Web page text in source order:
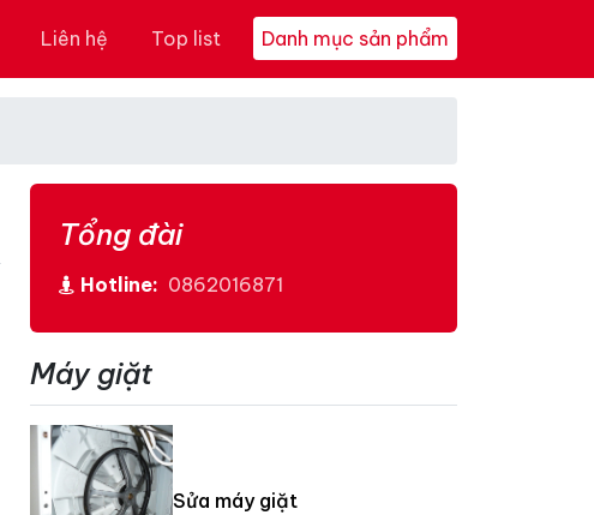
Liên hệ Top list Danh mục sản phẩm
Tổng đài
Hotline: 0862016871
Máy giặt
Sửa máy giặt